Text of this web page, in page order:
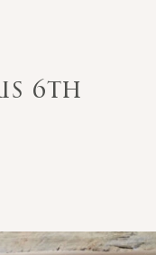
6th